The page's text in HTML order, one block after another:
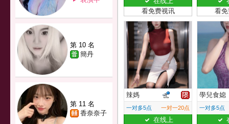
第 10 名
簡丹
第 11 名
香奈奈子
看免费视讯
看
辣媽
一对多5点 一对一20点
在线上
學兒食媳
一对多5点